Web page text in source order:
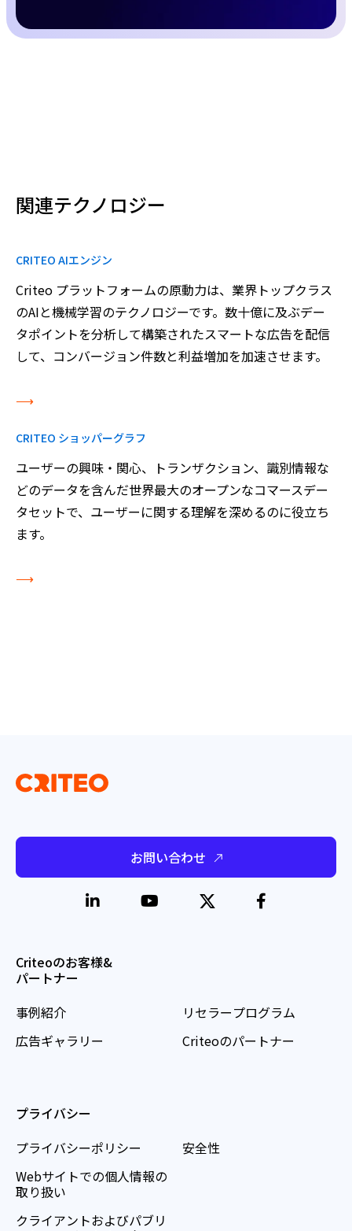
関連テクノロジー
CRITEO AIエンジン
Criteo プラットフォームの原動力は、業界トップクラス
のAIと機械学習のテクノロジーです。数十億に及ぶデー
タポイントを分析して構築されたスマートな広告を配信
して、コンバージョン件数と利益増加を加速させます。
⟶
CRITEO ショッパーグラフ
ユーザーの興味・関心、トランザクション、識別情報な
どのデータを含んだ世界最大のオープンなコマースデー
タセットで、ユーザーに関する理解を深めるのに役立ち
ます。
⟶
お問い合わせ
Criteoのお客様&
パートナー
事例紹介
広告ギャラリー
リセラープログラム
Criteoのパートナー
プライバシー
プライバシーポリシー
Webサイトでの個人情報の
取り扱い
クライアントおよびパブリ
安全性